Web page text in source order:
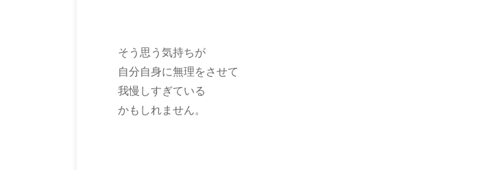
そう思う気持ちが
自分自身に無理をさせて
我慢しすぎている
かもしれません。